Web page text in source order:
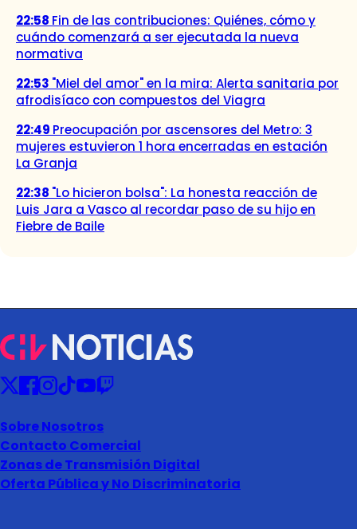
22:58 Fin de las contribuciones: Quiénes, cómo y
cuándo comenzará a ser ejecutada la nueva
normativa
22:53 "Miel del amor" en la mira: Alerta sanitaria por
afrodisíaco con compuestos del Viagra
22:49 Preocupación por ascensores del Metro: 3
mujeres estuvieron 1 hora encerradas en estación
La Granja
22:38 "Lo hicieron bolsa": La honesta reacción de
Luis Jara a Vasco al recordar paso de su hijo en
Fiebre de Baile
Sobre Nosotros
Contacto Comercial
Zonas de Transmisión Digital
Oferta Pública y No Discriminatoria